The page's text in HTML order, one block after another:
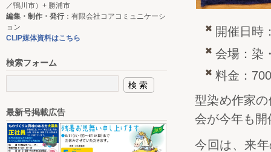
開催日時
会場：染
料金：
型染め作家
会が今年も
今回は、来
／鴨川市）+ 勝浦市
編集・制作・発行：有限会社コアコミュニケーシ
ョン
CLIP媒体資料はこちら
検索フォーム
最新号掲載広告